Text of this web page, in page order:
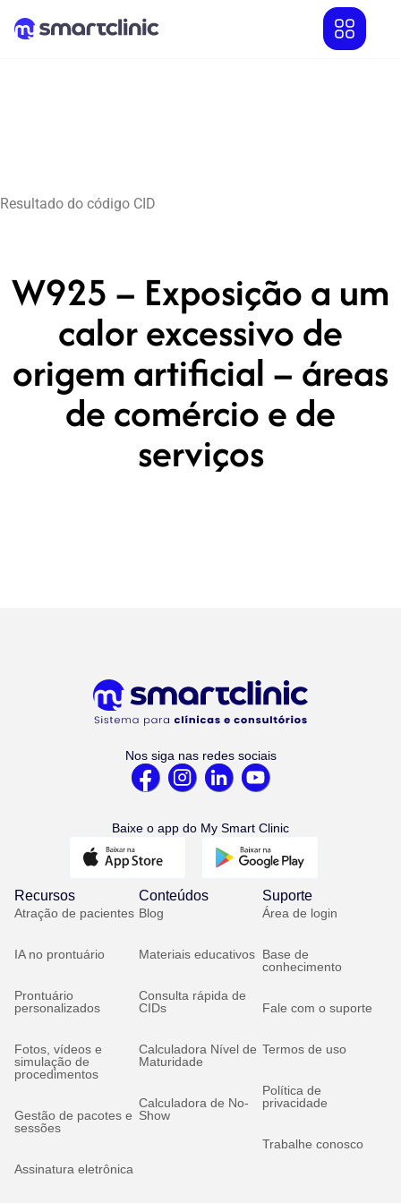
Resultado do código CID
W925 – Exposição a um
calor excessivo de
origem artificial – áreas
de comércio e de
serviços
Nos siga nas redes sociais
Baixe o app do My Smart Clinic
Recursos
Atração de pacientes
IA no prontuário
Prontuário
personalizados
Fotos, vídeos e
simulação de
procedimentos
Gestão de pacotes e
sessões
Assinatura eletrônica
Conteúdos
Blog
Materiais educativos
Consulta rápida de
CIDs
Calculadora Nível de
Maturidade
Calculadora de No-
Show
Suporte
Área de login
Base de
conhecimento
Fale com o suporte
Termos de uso
Política de
privacidade
Trabalhe conosco